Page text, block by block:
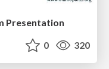
Presentation
0 320